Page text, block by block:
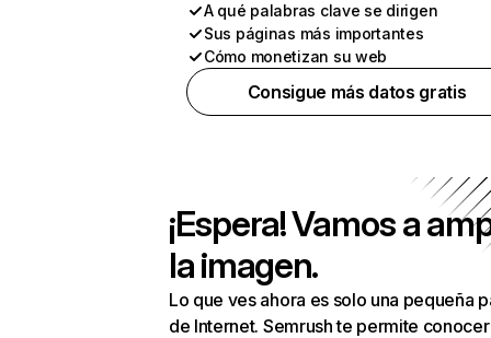
A qué palabras clave se dirigen
Sus páginas más importantes
Cómo monetizan su web
Consigue más datos gratis
¡Espera! Vamos a
la imagen.
Lo que ves ahora es solo una pequeña
de Internet. Semrush te permite